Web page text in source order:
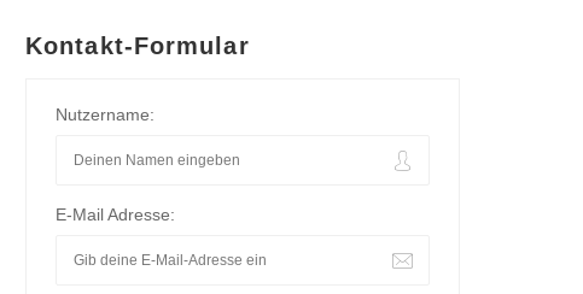
Kontakt-Formular
Nutzername:
E-Mail Adresse: